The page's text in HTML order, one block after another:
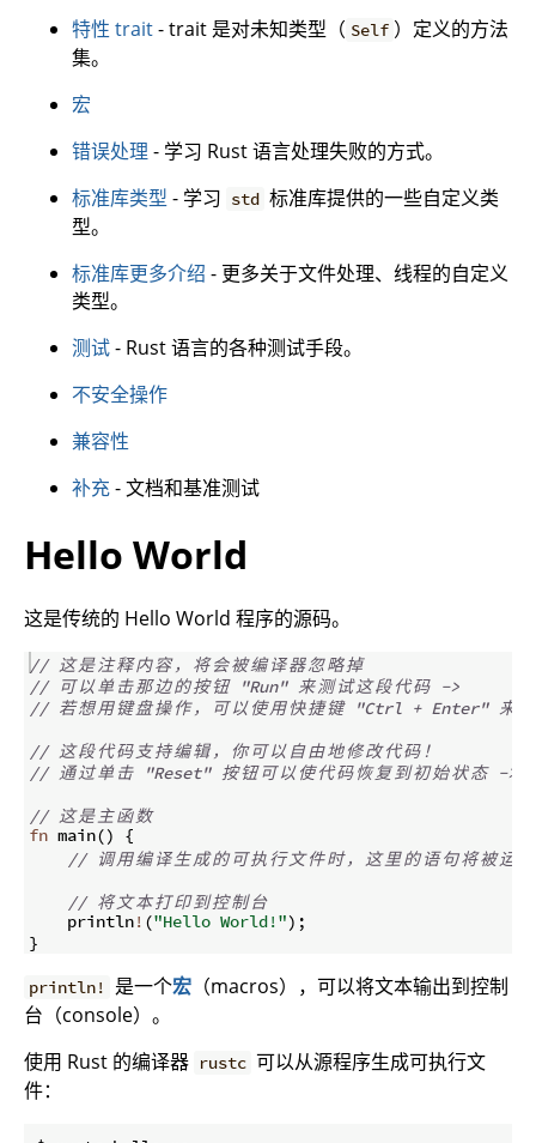
特性 trait- trait 是对未知类型（ Self ）定义的方法
集。
宏
错误处理 - 学习 Rust 语言处理失败的方式。
标准库类型 - 学习 std 标准库提供的一些自定义类
型。
标准库更多介绍 - 更多关于文件处理、线程的自定义
类型。
测试- Rust 语言的各种测试手段。
不安全操作
兼容性
补充- 文档和基准测试
Hello World
这是传统的 Hello World 程序的源码。
// 这是注释内容 ， 将 会被编 译器忽略掉
// 可 以单 击那边的按钮 "Run" 来测 试这段 代码 ->
// 若想用键盘操 作 ， 可 以 使用 快捷键 "Ctrl + Enter" 来
// 这段 代码 支持编辑 ， 你 可 以 自由地 修改 代码 ！
// 通过单 击 "Reset" 按钮 可 以 使 代码 恢 复到初始状态 ->
// 这是主函 数
fn main()
{
// 调用编 译生成的 可执行文 件时 ， 这里的 语 句将被运
// 将文本打印到控制 台
    println
! ("Hello World!") ;
}
println! 是一个宏 （macros），可以将文本输出到控制
台（console）。
使用 Rust 的编译器 rustc 可以从源程序生成可执行文
件：